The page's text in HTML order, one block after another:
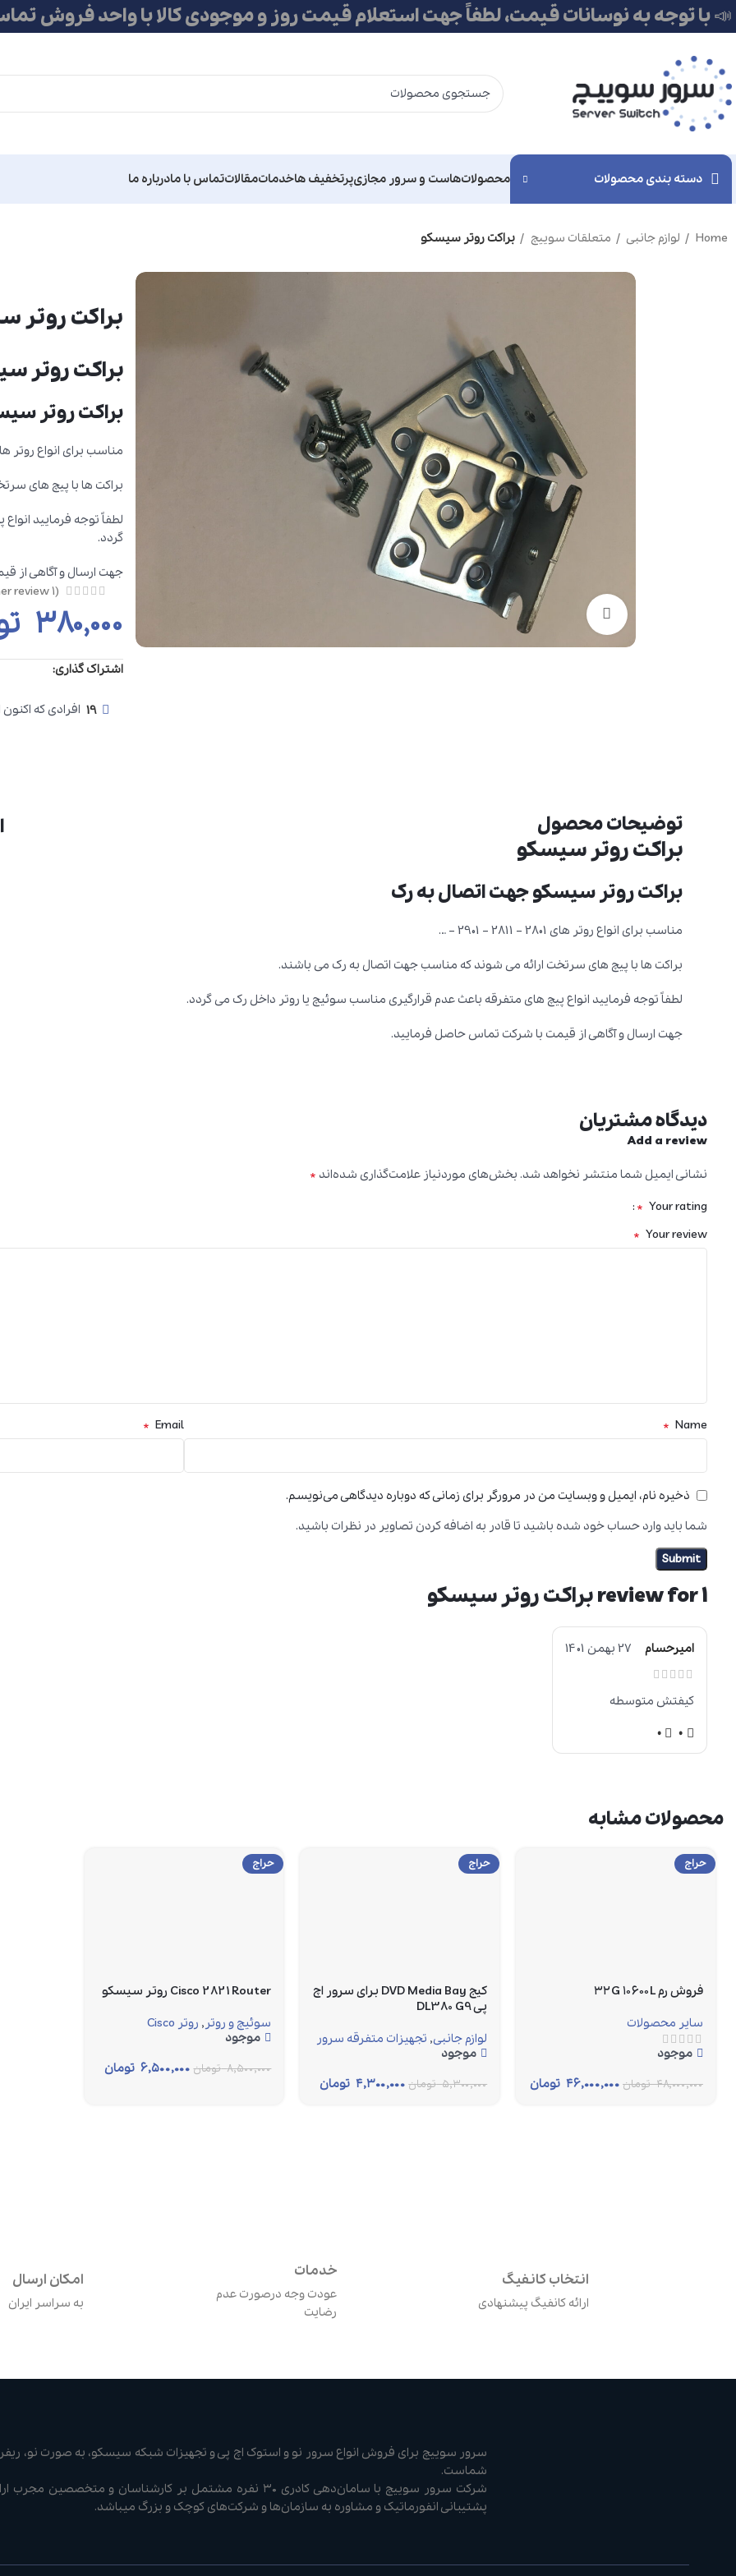
📣 با توجه به نوسانات قیمت، لطفاً جهت استعلام قیمت روز و موجودی کالا با واحد فروش
دسته بندی محصولات محصولاتهاست و سرور مجازیپرتخفیف هاخدماتمقالاتتماس با مادرباره ما
Home لوازم جانبی متعلقات سوییچ براکت روتر سیسکو
برای بزرگنمایی کلیک کنید
براکت روتر
براکت روتر
براکت روتر
مناسب برای انواع روتر های 2801 – 2811 –
براکت ها با پیچ های
لطفاً توجه فرمایید
گردد.
جهت ارسال و آگاهی از
(
1
customer review)
۳۸۰,۰۰۰
اشتراک گذاری:
19 افرادی که
توضیحات محصول
براکت روتر سیسکو
براکت روتر سیسکو جهت اتصال به رک
مناسب برای انواع روتر های 2801 – 2811 – 2901 – …
براکت ها با پیچ های سرتخت ارائه می شوند که مناسب جهت اتصال به رک می باشند.
لطفاً توجه فرمایید انواع پیچ های متفرقه باعث عدم قرارگیری مناسب سوئیچ یا روتر داخل رک می گردد.
جهت ارسال و آگاهی از قیمت با شرکت تماس حاصل فرمایید.
دیدگاه مشتریان
1 review for براکت روتر سیسکو
امیرحسام 27 بهمن 1401
کیفتش متوسطه
0
0
Add a review
نشانی ایمیل شما منتشر نخواهد شد. بخش‌های موردنیاز علامت‌گذاری شده‌اند *
Your rating
*
Your review
*
Name
*
Email
*
ذخیره نام، ایمیل و وبسایت من در مرورگر برای زمانی که دوباره دیدگاهی می‌نویسم.
شما باید وارد حساب خود شده باشید تا قادر به اضافه کردن تصاویر در نظرات باشید.
محصولات مشابه
حراج
فروش رم ۳۲G ۱۰۶۰۰L
سایر محصولات
موجود
۴۸,۰۰۰,۰۰۰ تومان ۴۶,۰۰۰,۰۰۰ تومان
حراج
کیج DVD Media Bay برای سرور اچ
پی DL380 G9
لوازم جانبی, تجهیزات متفرقه سرور
موجود
۵,۳۰۰,۰۰۰ تومان ۴,۳۰۰,۰۰۰ تومان
حراج
Cisco 2821 Router روتر سیسکو
سوئیچ و روتر , روتر Cisco
موجود
۸,۵۰۰,۰۰۰ تومان ۶,۵۰۰,۰۰۰ تومان
انتخاب کانفیگ
ارائه کانفیگ پیشنهادی
خدمات
عودت وجه درصورت عدم
رضایت
امکان ارسال
به سراسر ایران
سرور سوییچ برای فروش انواع سرور نو و استوک اچ پی و تجهیزات شبکه سیسکو، به صورت نو،
شماست.
شرکت سرور سوییچ با سامان‌دهی کادری ۳۰ نفره مشتمل بر کارشناسان و
پشتیبانی انفورماتیک و مشاوره به سازمان‌ها و شرکت‌های کوچک و بزرگ میباشد.